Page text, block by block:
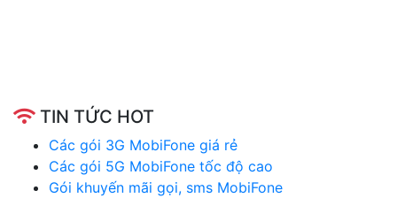
TIN TỨC HOT
Các gói 3G MobiFone giá rẻ
Các gói 5G MobiFone tốc độ cao
Gói khuyến mãi gọi, sms MobiFone